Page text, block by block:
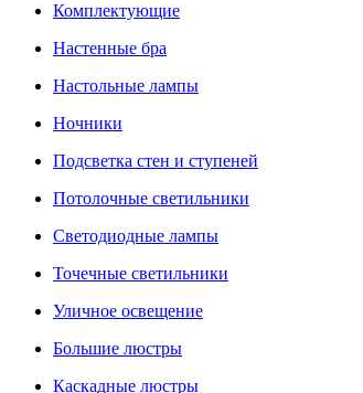
Комплектующие
Настенные бра
Настольные лампы
Ночники
Подсветка стен и ступеней
Потолочные светильники
Светодиодные лампы
Точечные светильники
Уличное освещение
Большие люстры
Каскадные люстры